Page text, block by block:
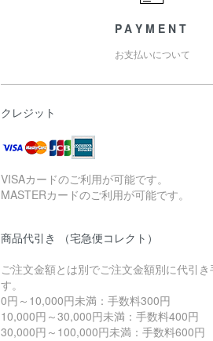
PAYMENT
お支払いについて
クレジット
VISAカードのご利用が可能です。
MASTERカードのご利用が可能です。
商品代引き （宅急便コレクト）
ご注文金額とは別でご注文金額別に代引
す。
0円～10,000円未満：手数料300円
10,000円～30,000円未満：手数料400円
30,000円～100,000円未満：手数料600円